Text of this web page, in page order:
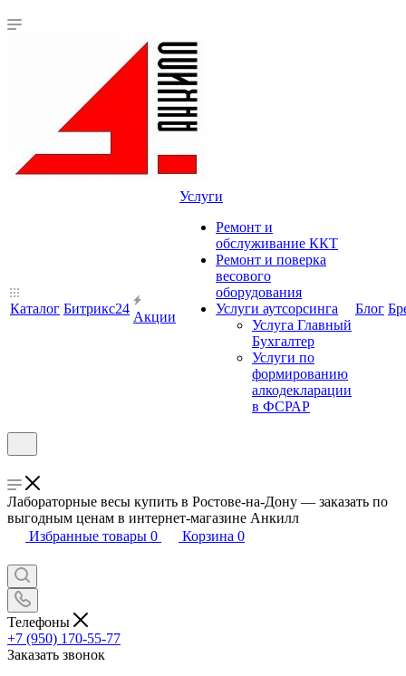
Каталог Битрикс24
Акции
Услуги
Ремонт и
обслуживание ККТ
Ремонт и поверка
весового
оборудования
Услуги аутсорсинга
Услуга Главный
Бухгалтер
Услуги по
формированию
алкодекларации
в ФСРАР
Блог
Лабораторные весы купить в Ростове-на-Дону — заказать по
выгодным ценам в интернет-магазине Анкилл
Избранные товары 0 Корзина 0
Телефоны
+7 (950) 170-55-77
Заказать звонок